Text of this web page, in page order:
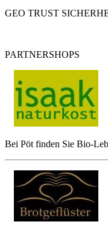
GEO TRUST
PARTNERSHOPS
Bei Pöt finden Sie Bio-